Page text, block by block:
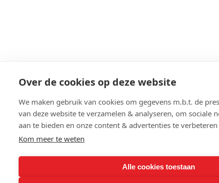
Over de cookies op deze website
We maken gebruik van cookies om gegevens m.b.t. de
van deze website te verzamelen & analyseren, om sociale
aan te bieden en onze content & advertenties te
Kom meer te weten
Alle cookies toestaan